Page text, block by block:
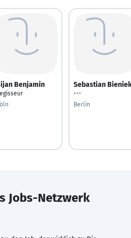
Benjamin Sebastian
---
Berlin
Jobs-Netzwerk